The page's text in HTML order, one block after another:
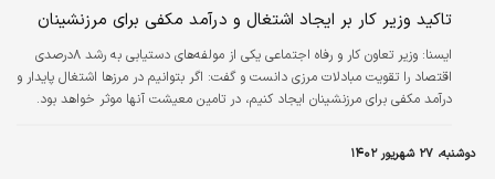
تاکید وزیر کار بر ایجاد اشتغال و درآمد مکفی برای مرزنشینان
ایسنا:
وزیر تعاون کار و رفاه اجتماعی یکی از مولفه‌های دستیابی به رشد ۸درصدی
اقتصاد را تقویت مبادلات مرزی دانست و گفت: اگر بتوانیم در مرزها اشتغال پایدار و
درآمد مکفی برای مرزنشینان ایجاد کنیم، در تامین معیشت آنها موثر خواهد بود.
معیشت مرزنشینان»، توجه به مرزنشینان را نگاه به موضوع کلان کشور دانست و
گفت: یکی از مولفه‌های اقتدار ملی، ثبات در مرزهاست.
دوشنبه، ۲۷ شهریور ۱۴۰۲